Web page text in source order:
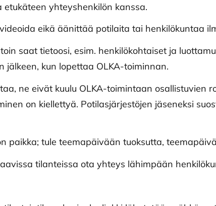
yhteyshenkilön kanssa.
eikä äänittää potilaita tai henkilökuntaa
saat tietoosi, esim. henkilökohtaiset ja
jälkeen, kun lopettaa OLKA-toiminnan.
ne eivät kuulu OLKA-toimintaan osallistuvien
on kiellettyä. Potilasjärjestöjen jäseneksi
paikka; tule teemapäivään tuoksutta,
tilanteissa ota yhteys lähimpään